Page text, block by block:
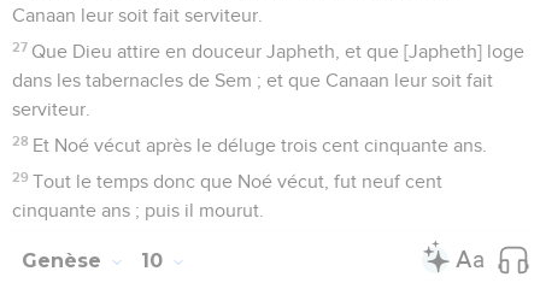
Canaan leur soit fait serviteur.
27 Que Dieu attire en douceur Japheth, et que [Japheth] loge
dans les tabernacles de Sem ; et que Canaan leur soit fait
serviteur.
28 Et Noé vécut après le déluge trois cent cinquante ans.
29 Tout le temps donc que Noé vécut, fut neuf cent
cinquante ans ; puis il mourut.
Genèse 10